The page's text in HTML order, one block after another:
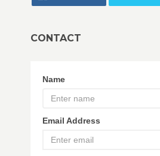
CONTACT
Name
Email Address